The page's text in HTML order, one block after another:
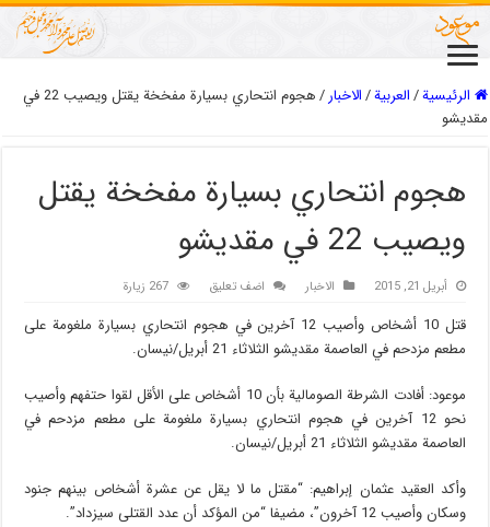
الرئيسية/العربیة/الاخبار/
هجوم انتحاري بسيارة مفخخة يقتل ويصيب 22 في
مقديشو
هجوم انتحاري بسيارة مفخخة يقتل
ويصيب 22 في مقديشو
أبريل 21, 2015 الاخبار اضف تعليق 267 زيارة
قتل 10 أشخاص وأصيب 12 آخرين في هجوم انتحاري بسيارة ملغومة على
مطعم مزدحم في العاصمة مقديشو الثلاثاء 21 أبريل/نيسان.
موعود: أفادت الشرطة الصومالية بأن 10 أشخاص على الأقل لقوا حتفهم وأصيب
نحو 12 آخرين في هجوم انتحاري بسيارة ملغومة على مطعم مزدحم في
العاصمة مقديشو الثلاثاء 21 أبريل/نيسان.
وأكد العقيد عثمان إبراهيم: “مقتل ما لا يقل عن عشرة أشخاص بينهم جنود
وسكان وأصيب 12 آخرون”، مضيفا “من المؤكد أن عدد القتلى سيزداد”.